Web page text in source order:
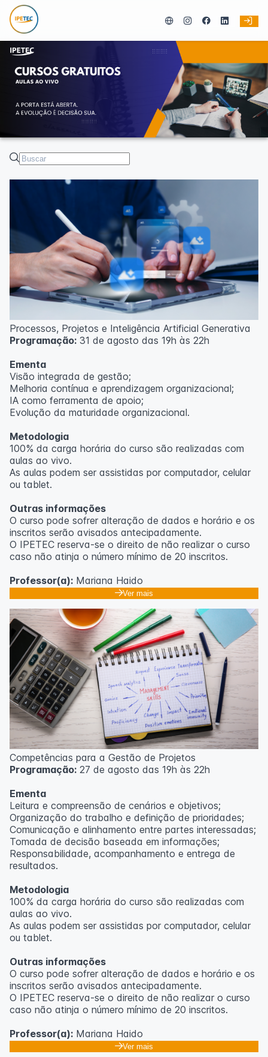
Processos, Projetos e Inteligência Artificial Generativa
Programação: 31 de agosto das 19h às 22h
Ementa
Visão integrada de gestão;
Melhoria contínua e aprendizagem organizacional;
IA como ferramenta de apoio;
Evolução da maturidade organizacional.
Metodologia
100% da carga horária do curso são realizadas com
aulas ao vivo.
As aulas podem ser assistidas por computador, celular
ou tablet.
Outras informações
O curso pode sofrer alteração de dados e horário e os
inscritos serão avisados ​​antecipadamente.
O IPETEC reserva-se o direito de não realizar o curso
caso não atinja o número mínimo de 20 inscritos.
Professor(a): Mariana Haido
Ver mais
Competências para a Gestão de Projetos
Programação: 27 de agosto das 19h às 22h
Ementa
Leitura e compreensão de cenários e objetivos;
Organização do trabalho e definição de prioridades;
Comunicação e alinhamento entre partes interessadas;
Tomada de decisão baseada em informações;
Responsabilidade, acompanhamento e entrega de
resultados.
Metodologia
100% da carga horária do curso são realizadas com
aulas ao vivo.
As aulas podem ser assistidas por computador, celular
ou tablet.
Outras informações
O curso pode sofrer alteração de dados e horário e os
inscritos serão avisados ​​antecipadamente.
O IPETEC reserva-se o direito de não realizar o curso
caso não atinja o número mínimo de 20 inscritos.
Professor(a): Mariana Haido
Ver mais